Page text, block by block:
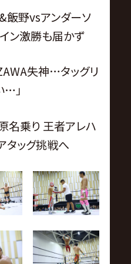
飯野vsアンダーソ
ン激勝も届かず
失神…タッグリ
…」
名乗り 王者アレハ
タッグ挑戦へ